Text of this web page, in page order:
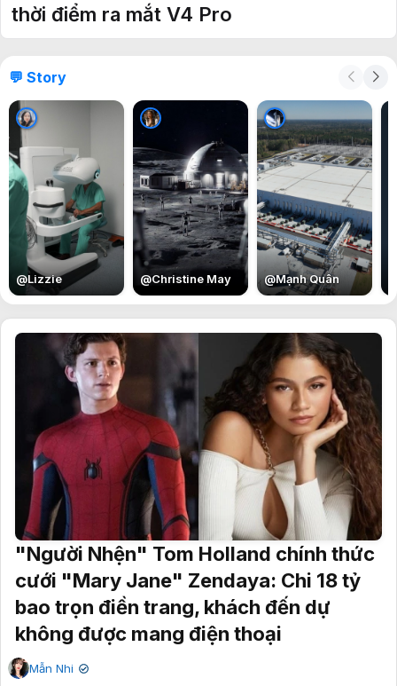
thời điểm ra mắt V4 Pro
💬 Story
@Lizzie @Christine May @Mạnh Quân
"Người Nhện" Tom Holland chính thức
cưới "Mary Jane" Zendaya: Chi 18 tỷ
bao trọn điền trang, khách đến dự
không được mang điện thoại
Mẫn Nhi ✔